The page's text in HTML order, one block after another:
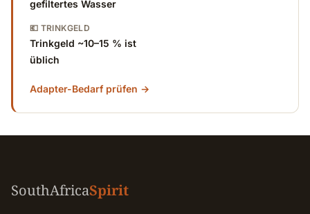
gefiltertes Wasser
💶 TRINKGELD
Trinkgeld ~10–15 % ist
üblich
Adapter-Bedarf prüfen →
SouthAfricaSpirit